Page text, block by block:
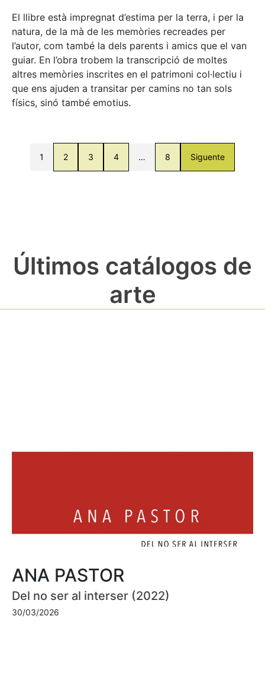
El llibre està impregnat d’estima per la terra, i per la
natura, de la mà de les memòries recreades per
l’autor, com també la dels parents i amics que el van
guiar. En l’obra trobem la transcripció de moltes
altres memòries inscrites en el patrimoni col·lectiu i
que ens ajuden a transitar per camins no tan sols
físics, sinó també emotius.
1 2 3 4 … 8 Siguente
Últimos catálogos de
arte
ANA PASTOR
Del no ser al interser (2022)
30/03/2026